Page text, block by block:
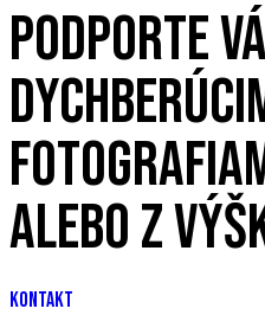
PODPORTE
ALEBO Z
KONTAKT